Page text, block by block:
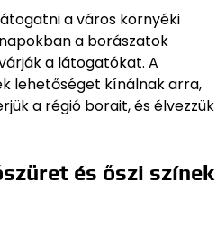
a város környéki
a borászatok
a látogatókat. A
lehetőséget kínálnak arra,
a régió borait, és élvezzük
és őszi színek